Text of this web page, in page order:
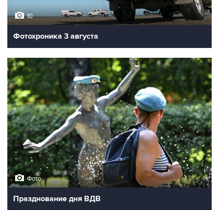
10
Фотохроника 3 августа
Фото
Празднование дня ВДВ